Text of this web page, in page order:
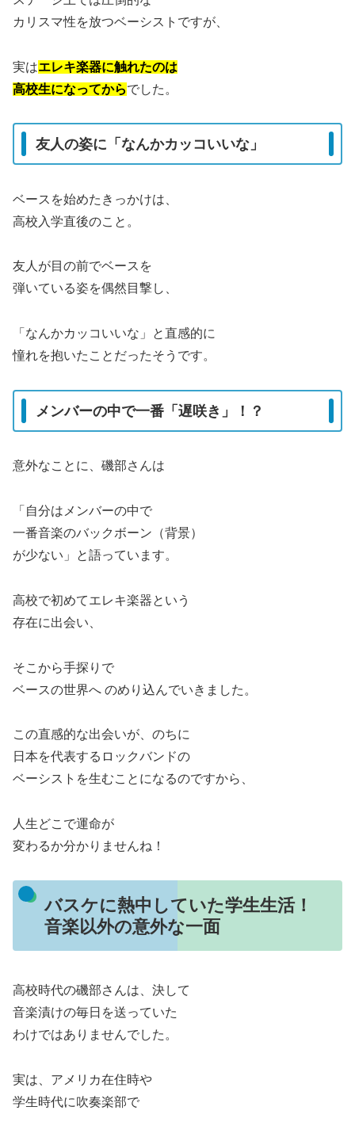
カリスマ性を放つベーシストですが、
実はエレキ楽器に触れたのは
高校生になってからでした。
友人の姿に「なんかカッコいいな」
ベースを始めたきっかけは、
高校入学直後のこと。
友人が目の前でベースを
弾いている姿を偶然目撃し、
「なんかカッコいいな」と直感的に
憧れを抱いたことだったそうです。
メンバーの中で一番「遅咲き」！？
意外なことに、磯部さんは
「自分はメンバーの中で
一番音楽のバックボーン（背景）
が少ない」と語っています。
高校で初めてエレキ楽器という
存在に出会い、
そこから手探りで
ベースの世界へ のめり込んでいきました。
この直感的な出会いが、のちに
日本を代表するロックバンドの
ベーシストを生むことになるのですから、
人生どこで運命が
変わるか分かりませんね！
バスケに熱中していた学生生活！
音楽以外の意外な一面
高校時代の磯部さんは、決して
音楽漬けの毎日を送っていた
わけではありませんでした。
実は、アメリカ在住時や
学生時代に吹奏楽部で